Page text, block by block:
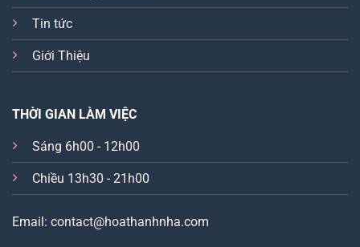
Tin tức
Giới Thiệu
THỜI GIAN LÀM VIỆC
Sáng 6h00 - 12h00
Chiều 13h30 - 21h00
Email: contact@hoathanhnha.com